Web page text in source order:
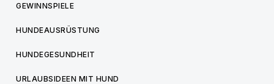
GEWINNSPIELE
HUNDEAUSRÜSTUNG
HUNDEGESUNDHEIT
URLAUBSIDEEN MIT HUND